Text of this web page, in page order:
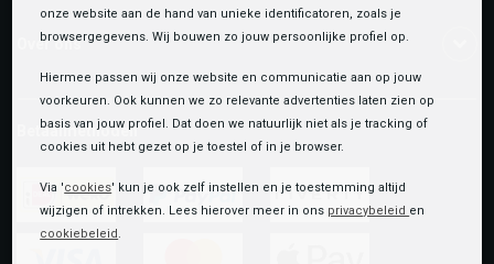
Over ons
Betaalmethoden
ideal
onze website aan de hand van unieke identificatoren, zoals je
browsergegevens. Wij bouwen zo jouw persoonlijke profiel op.
Hiermee passen wij onze website en communicatie aan op jouw
voorkeuren. Ook kunnen we zo relevante advertenties laten zien op
basis van jouw profiel. Dat doen we natuurlijk niet als je tracking of
cookies uit hebt gezet op je toestel of in je browser.
Via 'cookies' kun je ook zelf instellen en je toestemming altijd
wijzigen of intrekken. Lees hierover meer in ons privacybeleid en
cookiebeleid .